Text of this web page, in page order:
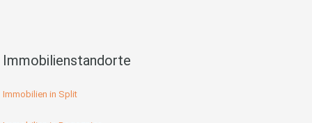
Immobilienstandorte
Immobilien in Split